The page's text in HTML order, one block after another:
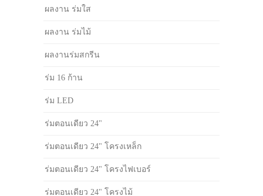
ผลงาน ร่มใส
ผลงาน ร่มไม้
ผลงานร่มสกรีน
ร่ม 16 ก้าน
ร่ม LED
ร่มตอนเดียว 24"
ร่มตอนเดียว 24" โครงเหล็ก
ร่มตอนเดียว 24" โครงไฟเบอร์
ร่มตอนเดียว 24" โครงไม้